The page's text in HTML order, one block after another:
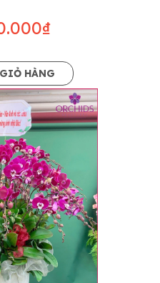
có thể sẽ
hoa nở
80-90%,
và tư vấn
người
HÀNG